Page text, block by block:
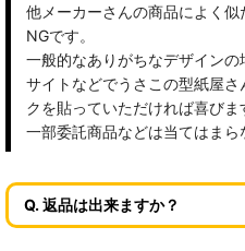
他メーカーさんの商品によく
NGです。
一般的なありがちなデザインの
サイトなどでうさこの型紙屋
クを貼っていただければ喜びま
一部委託商品などは当てはまら
Q. 返品は出来ますか？